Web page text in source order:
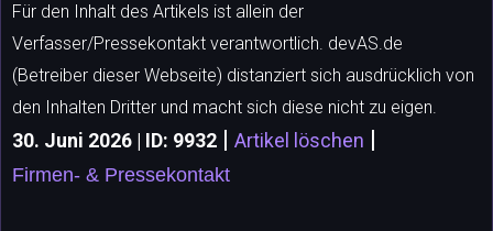
Für den Inhalt des Artikels ist allein der
Verfasser/Pressekontakt verantwortlich. devAS.de
(Betreiber dieser Webseite) distanziert sich ausdrücklich von
den Inhalten Dritter und macht sich diese nicht zu eigen.
30. Juni 2026 | ID: 9932 Artikel löschen
Firmen- & Pressekontakt